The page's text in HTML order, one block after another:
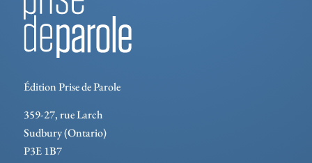
Édition Prise de Parole
359-27, rue Larch
Sudbury (Ontario)
P3E 1B7